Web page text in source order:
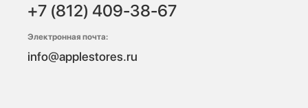
+7 (812) 409-38-67
Электронная почта:
info@applestores.ru